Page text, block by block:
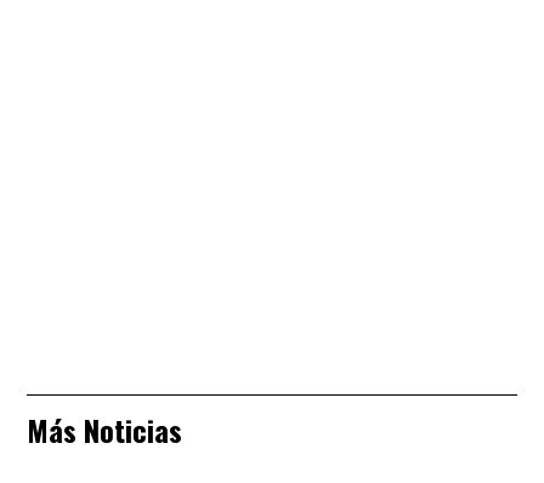
Más Noticias